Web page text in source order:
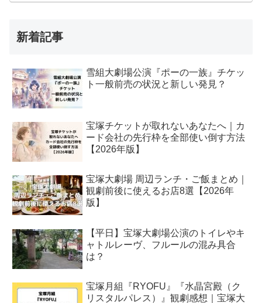
新着記事
雪組大劇場公演『ポーの一族』チケッ
ト一般前売の状況と新しい発見？
宝塚チケットが取れないあなたへ｜カ
ード会社の先行枠を全部使い倒す方法
【2026年版】
宝塚大劇場 周辺ランチ・ご飯まとめ｜
観劇前後に使えるお店8選【2026年
版】
【平日】宝塚大劇場公演のトイレやキ
ャトルレーヴ、フルールの混み具合
は？
宝塚月組『RYOFU』『水晶宮殿（ク
リスタルパレス）』観劇感想｜宝塚大